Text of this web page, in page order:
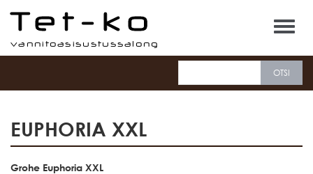
Tet-ko
EUPHORIA XXL
Grohe Euphoria XXL